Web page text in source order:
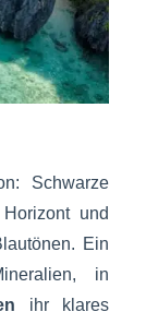
Schwarze
und
Ein
in
ihr klares